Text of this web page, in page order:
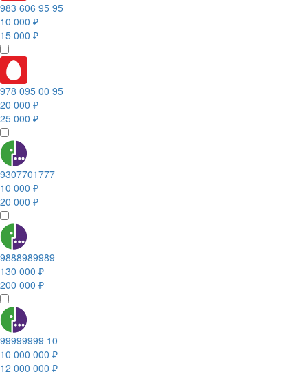
983 606 95 95
10 000 ₽
15 000 ₽
978 095 00 95
20 000 ₽
25 000 ₽
9307701777
10 000 ₽
20 000 ₽
9888989989
130 000 ₽
200 000 ₽
99999999 10
10 000 000 ₽
12 000 000 ₽